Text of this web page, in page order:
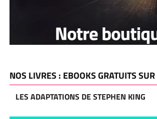
NOS LIVRES : EBOOKS GRATUITS
LES ADAPTATIONS DE STEPHEN KING